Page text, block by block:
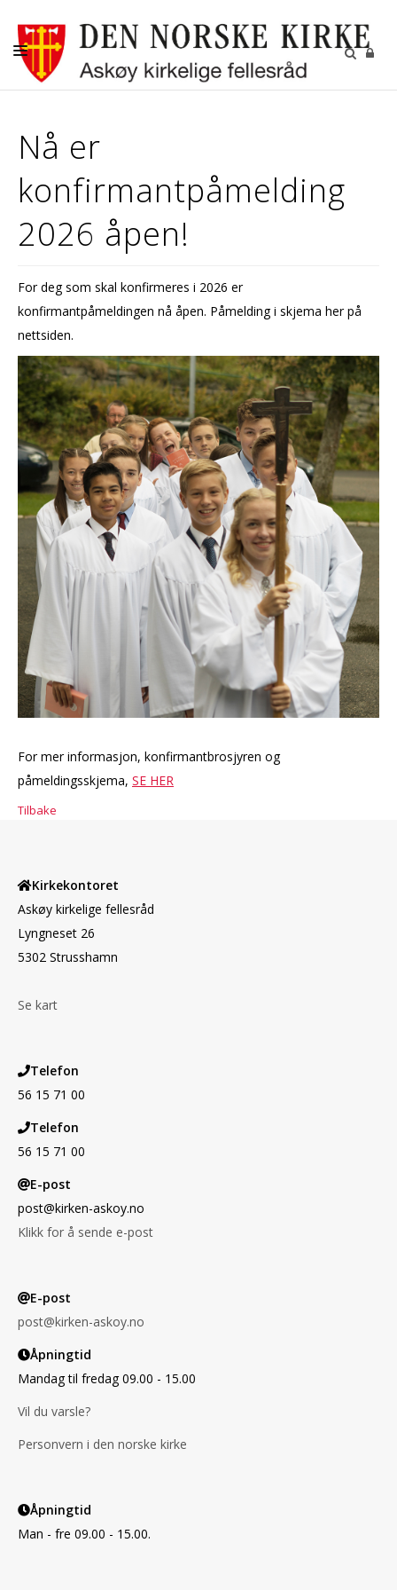
KALENDER
BEGRAVELSE
BARN
DIAKONI
UNGDOM
Nå er
konfirmantpåmelding
2026 åpen!
For deg som skal konfirmeres i 2026 er
konfirmantpåmeldingen nå åpen. Påmelding i skjema her på
nettsiden.
For mer informasjon, konfirmantbrosjyren og
påmeldingsskjema, SE HER
Tilbake
Kirkekontoret
Askøy kirkelige fellesråd
Lyngneset 26
5302 Strusshamn
Se kart
Telefon
56 15 71 00
Telefon
56 15 71 00
E-post
post@kirken-askoy.no
Klikk for å sende e-post
E-post
post@kirken-askoy.no
Åpningtid
Mandag til fredag 09.00 - 15.00
Vil du varsle?
Personvern i den norske kirke
Åpningtid
Man - fre 09.00 - 15.00.